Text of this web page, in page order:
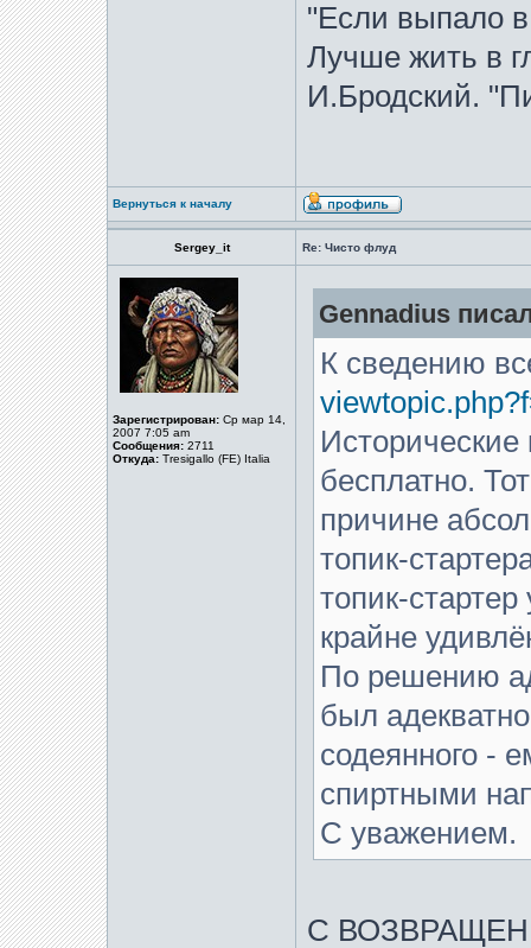
"Если выпало
Лучше жить в
И.Бродский.
Вернуться к началу
Sergey_it Re: Чисто флуд
Зарегистрирован: Ср мар 14,
2007 7:05 am
Сообщения: 2711
Откуда: Tresigallo (FE) Italia
Gennadius
К сведению
Исторические
бесплатно.
причине
топик-
топик-
крайне
По решению
был
содеянного -
спиртными
С уважением.
С